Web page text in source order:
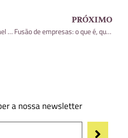
Maria Paula Molinar e Raphael Pires, publicaram na coluna Palavra do Gestor, do Valor Econômico
PRÓXIMO
Fusão de empresas: o que é, quais os tipos e como funciona?
a nossa newsletter